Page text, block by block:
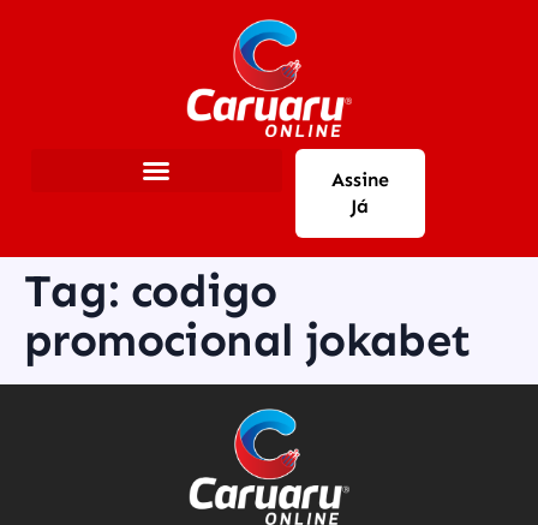
Assine
Já
Tag: codigo
promocional jokabet